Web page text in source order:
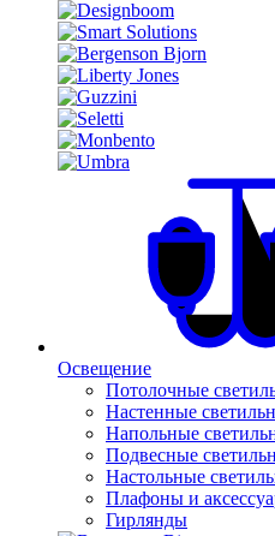
Освещение
Потолочные
Настенные
Напольные
Подвесные
Настольные
Плафоны и
Гирлянды